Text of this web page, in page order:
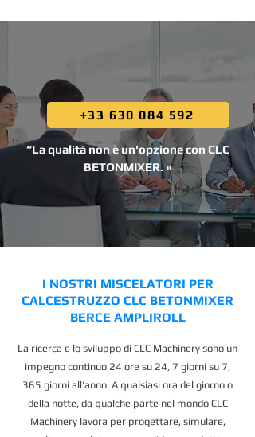
+33 630 084 592
“La qualità non è un'opzione con CLC
BETONMIXER. »
I NOSTRI MISCELATORI PER
CALCESTRUZZO CLC BETONMIXER
BERCE AMPLIROLL
La ricerca e lo sviluppo di CLC Machinery sono un
impegno continuo 24 ore su 24, 7 giorni su 7,
365 giorni all'anno. A qualsiasi ora del giorno o
della notte, da qualche parte nel mondo CLC
Machinery lavora per progettare, simulare,